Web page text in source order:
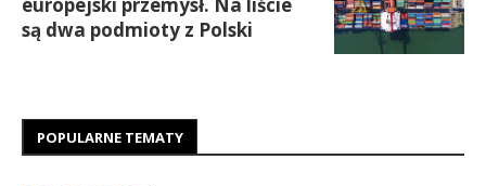
są dwa podmioty z Polski
POPULARNE TEMATY